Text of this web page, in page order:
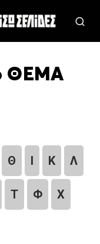
ΘΕΜΑ
Θ Ι Κ Λ
Τ Φ Χ